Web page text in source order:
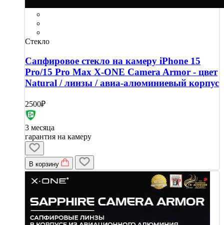
Стекло
Сапфировое стекло на камеру iPhone 15
Pro/15 Pro Max X-ONE Camera Armor - цвет
Natural / линзы / авиа-алюминиевый корпус
2500₽
3 месяца
гарантия на камеру
В корзину